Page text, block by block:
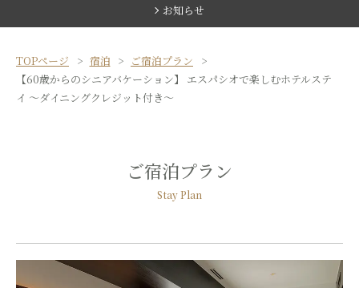
お知らせ
TOPページ 宿泊
ご宿泊プラン
【60歳からのシニアバケーション】 エスパシオで楽しむホテルステ
イ ～ダイニングクレジット付き～
ご宿泊プラン
Stay Plan